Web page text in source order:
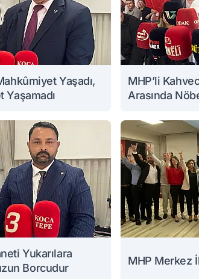
Yaşadı,
MHP’li
Arasında
Yukarılara
Borcudur
MHP Merkez